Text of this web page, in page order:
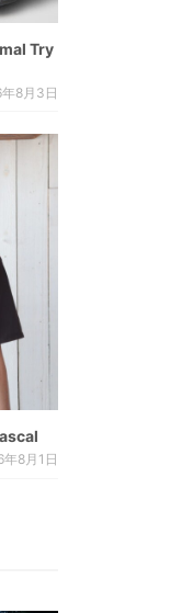
Try
8月3日
8月1日